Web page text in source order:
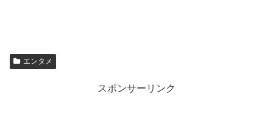
エンタメ
スポンサーリンク